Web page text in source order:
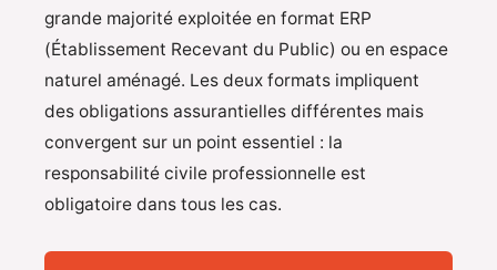
grande majorité exploitée en format ERP
(Établissement Recevant du Public) ou en espace
naturel aménagé. Les deux formats impliquent
des obligations assurantielles différentes mais
convergent sur un point essentiel : la
responsabilité civile professionnelle est
obligatoire dans tous les cas.